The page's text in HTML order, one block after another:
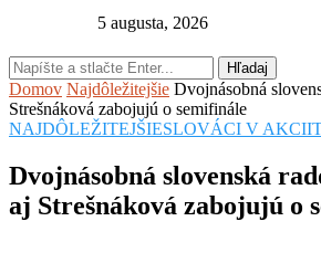
5 augusta, 2026
Hľadaj
Domov Najdôležitejšie Dvojnásobná
Strešnáková zabojujú o semifinále
NAJDÔLEŽITEJŠIESLOVÁCI V AKCII
Dvojnásobná slovenská
aj Strešnáková zabojujú o